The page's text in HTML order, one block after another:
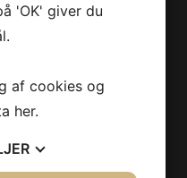
'OK' giver du
af cookies og
her.